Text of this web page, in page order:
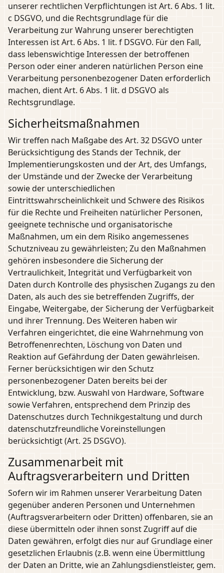
unserer rechtlichen Verpflichtungen ist Art. 6 Abs. 1 lit.
c DSGVO, und die Rechtsgrundlage für die
Verarbeitung zur Wahrung unserer berechtigten
Interessen ist Art. 6 Abs. 1 lit. f DSGVO. Für den Fall,
dass lebenswichtige Interessen der betroffenen
Person oder einer anderen natürlichen Person eine
Verarbeitung personenbezogener Daten erforderlich
machen, dient Art. 6 Abs. 1 lit. d DSGVO als
Rechtsgrundlage.
Sicherheitsmaßnahmen
Wir treffen nach Maßgabe des Art. 32 DSGVO unter
Berücksichtigung des Stands der Technik, der
Implementierungskosten und der Art, des Umfangs,
der Umstände und der Zwecke der Verarbeitung
sowie der unterschiedlichen
Eintrittswahrscheinlichkeit und Schwere des Risikos
für die Rechte und Freiheiten natürlicher Personen,
geeignete technische und organisatorische
Maßnahmen, um ein dem Risiko angemessenes
Schutzniveau zu gewährleisten; Zu den Maßnahmen
gehören insbesondere die Sicherung der
Vertraulichkeit, Integrität und Verfügbarkeit von
Daten durch Kontrolle des physischen Zugangs zu den
Daten, als auch des sie betreffenden Zugriffs, der
Eingabe, Weitergabe, der Sicherung der Verfügbarkeit
und ihrer Trennung. Des Weiteren haben wir
Verfahren eingerichtet, die eine Wahrnehmung von
Betroffenenrechten, Löschung von Daten und
Reaktion auf Gefährdung der Daten gewährleisen.
Ferner berücksichtigen wir den Schutz
personenbezogener Daten bereits bei der
Entwicklung, bzw. Auswahl von Hardware, Software
sowie Verfahren, entsprechend dem Prinzip des
Datenschutzes durch Technikgestaltung und durch
datenschutzfreundliche Voreinstellungen
berücksichtigt (Art. 25 DSGVO).
Zusammenarbeit mit
Auftragsverarbeitern und Dritten
Sofern wir im Rahmen unserer Verarbeitung Daten
gegenüber anderen Personen und Unternehmen
(Auftragsverarbeitern oder Dritten) offenbaren, sie an
diese übermitteln oder ihnen sonst Zugriff auf die
Daten gewähren, erfolgt dies nur auf Grundlage einer
gesetzlichen Erlaubnis (z.B. wenn eine Übermittlung
der Daten an Dritte, wie an Zahlungsdienstleister, gem.